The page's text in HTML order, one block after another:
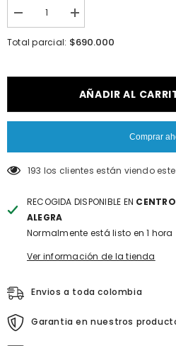
Error:
Missing
interpolation
cantidad
de
I18n
Error:
Missing
&quot;Aumentar
cantidad
de
Total parcial: $690.000
AÑADIR AL
Comprar
193 los clientes están viendo
RECOGIDA DISPONIBLE EN
ALEGRA
Normalmente está listo en 1 hora
Ver información de la tienda
Envios a toda colombia
Garantia en nuestros